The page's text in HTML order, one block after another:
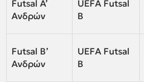
Futsal Α’
Ανδρών
UEFA Futsal
B
Futsal Β’
Ανδρών
UEFA Futsal
B